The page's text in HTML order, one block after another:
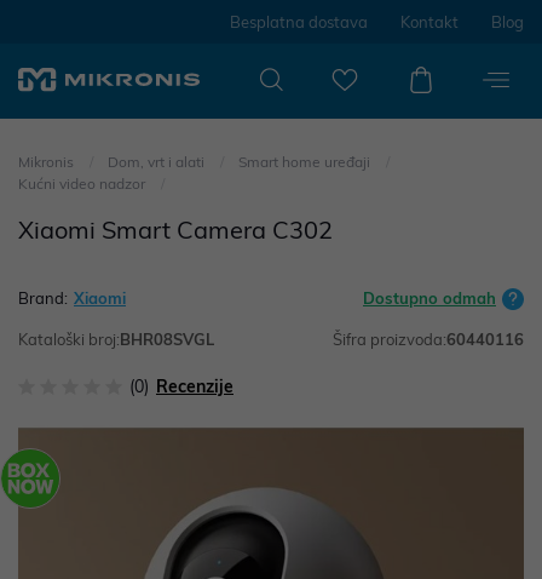
Besplatna dostava Kontakt Blog
Mikronis Dom, vrt i alati
Smart home uređaji
Kućni video nadzor
Xiaomi Smart Camera C302
Brand: Xiaomi Dostupno odmah
Kataloški broj:BHR08SVGL Šifra proizvoda:60440116
(0) Recenzije